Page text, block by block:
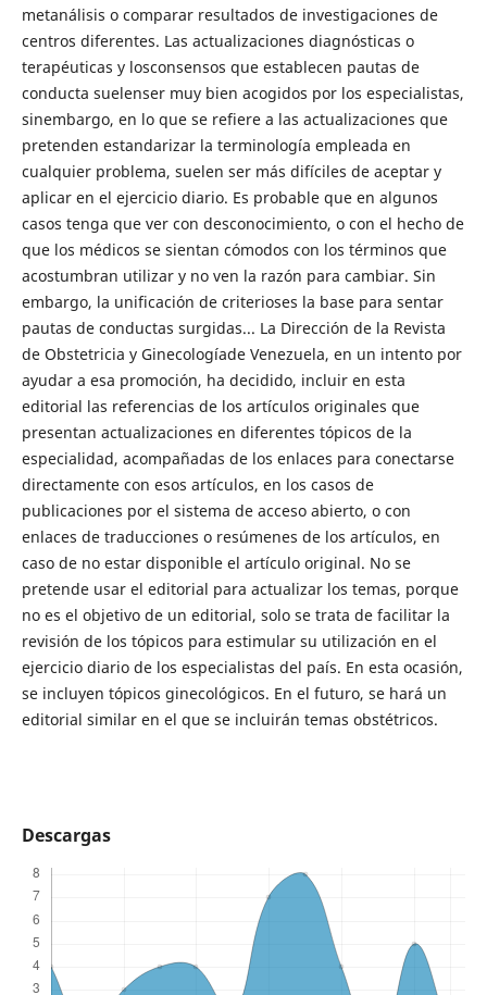
metanálisis o comparar resultados de investigaciones de
centros diferentes. Las actualizaciones diagnósticas o
terapéuticas y losconsensos que establecen pautas de
conducta suelenser muy bien acogidos por los especialistas,
sinembargo, en lo que se refiere a las actualizaciones que
pretenden estandarizar la terminología empleada en
cualquier problema, suelen ser más difíciles de aceptar y
aplicar en el ejercicio diario. Es probable que en algunos
casos tenga que ver con desconocimiento, o con el hecho de
que los médicos se sientan cómodos con los términos que
acostumbran utilizar y no ven la razón para cambiar. Sin
embargo, la unificación de criterioses la base para sentar
pautas de conductas surgidas... La Dirección de la Revista
de Obstetricia y Ginecologíade Venezuela, en un intento por
ayudar a esa promoción, ha decidido, incluir en esta
editorial las referencias de los artículos originales que
presentan actualizaciones en diferentes tópicos de la
especialidad, acompañadas de los enlaces para conectarse
directamente con esos artículos, en los casos de
publicaciones por el sistema de acceso abierto, o con
enlaces de traducciones o resúmenes de los artículos, en
caso de no estar disponible el artículo original. No se
pretende usar el editorial para actualizar los temas, porque
no es el objetivo de un editorial, solo se trata de facilitar la
revisión de los tópicos para estimular su utilización en el
ejercicio diario de los especialistas del país. En esta ocasión,
se incluyen tópicos ginecológicos. En el futuro, se hará un
editorial similar en el que se incluirán temas obstétricos.
Descargas